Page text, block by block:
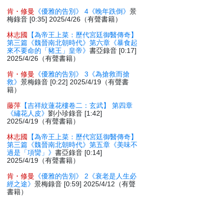
肯・修曼
《優雅的告別》 4《晚年跌倒》景
梅錄音 [0:35] 2025/4/26（有聲書籍）
林志國
【為帝王上菜：歷代宮廷御醫傳奇】
第三篇《魏晉南北朝時代》第六章《暴食起
來不要命的「豬王」皇帝》書亞錄音 [0:17]
2025/4/26（有聲書籍）
肯・修曼
《優雅的告別》 3《為搶救而搶
救》景梅錄音 [0:22] 2025/4/19（有聲書
籍）
藤萍 【吉祥紋蓮花樓卷二：玄武】 第四章
《繡花人皮》劉小珍錄音 [1:42]
2025/4/19（有聲書籍）
林志國
【為帝王上菜：歷代宮廷御醫傳奇】
第三篇《魏晉南北朝時代》第五章《美味不
過是「項臠」》書亞錄音 [0:14]
2025/4/19（有聲書籍）
肯・修曼
《優雅的告別》 2《衰老是人生必
經之途》景梅錄音 [0:59] 2025/4/12（有聲
書籍）